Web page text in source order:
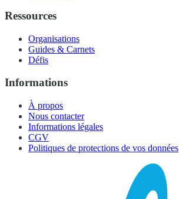
Ressources
Organisations
Guides & Carnets
Défis
Informations
À propos
Nous contacter
Informations légales
CGV
Politiques de protections de vos données